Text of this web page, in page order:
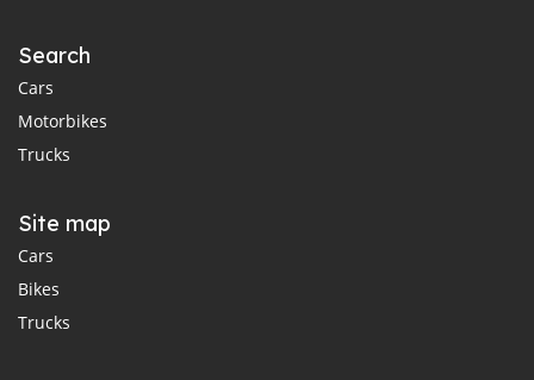
Search
Cars
Motorbikes
Trucks
Site map
Cars
Bikes
Trucks